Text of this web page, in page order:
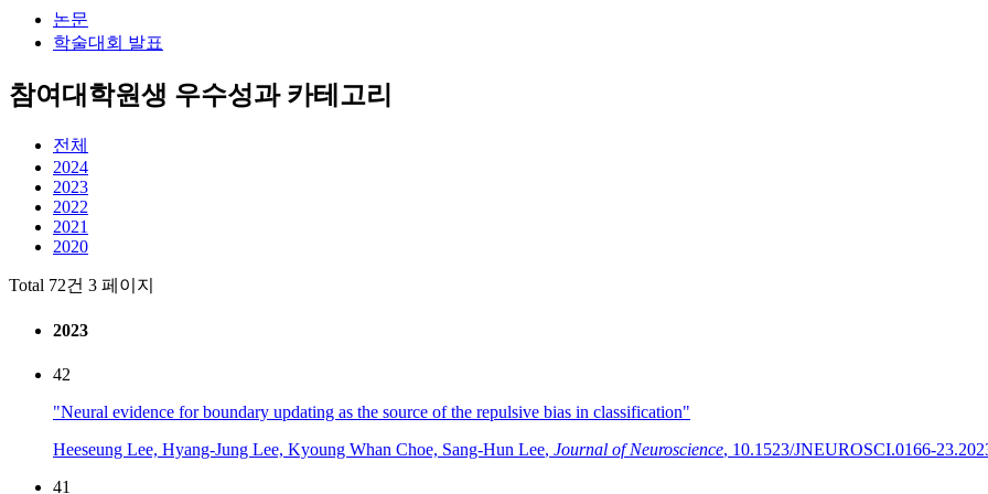
논문
학술대회 발표
참여대학원생 우수성과 카테고리
전체
2024
2023
2022
2021
2020
Total 72건 3 페이지
2023
42
"Neural evidence for boundary updating as the source of the repulsive bias in classification"
Heeseung Lee, Hyang-Jung Lee, Kyoung Whan Choe, Sang-Hun Lee, Journal of Neuroscience, 10.1523/JNEUROSCI.0166-
41